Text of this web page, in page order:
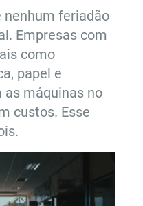
nenhum feriadão
Empresas com
como
papel e
as máquinas no
custos. Esse